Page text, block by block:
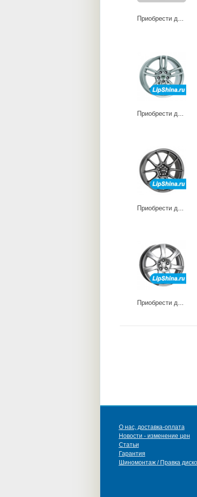
Приобрести диски Antares
Приобрести диски Racelight
Приобрести диски Twister
О нас, доставка-оплата
Новости - изменение цен
Статьи
Гарантия
Шиномонтаж / Правка